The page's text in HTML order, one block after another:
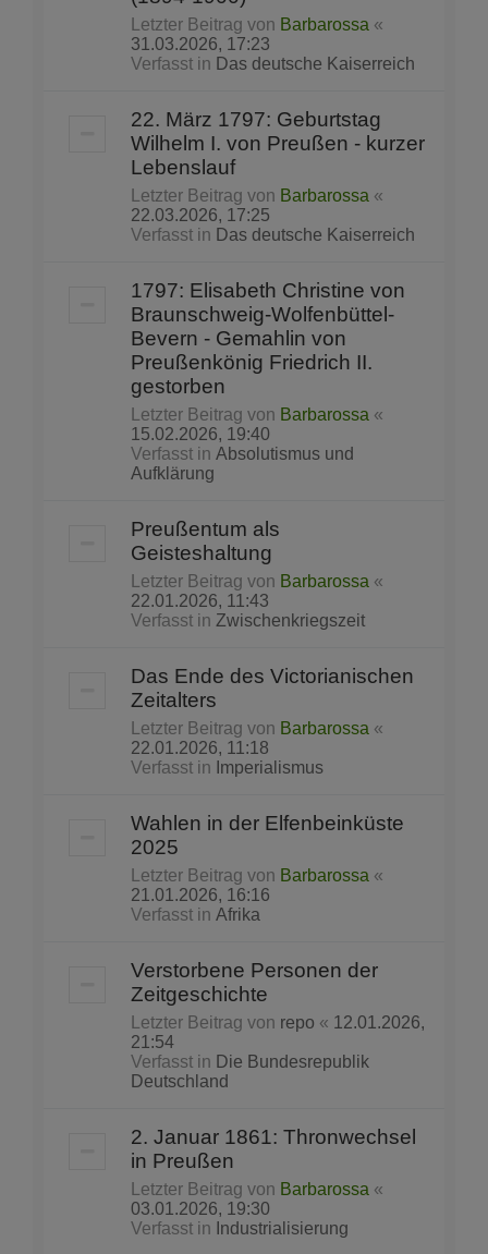
Letzter Beitrag von Barbarossa «
31.03.2026, 17:23
Verfasst in Das deutsche Kaiserreich
22. März 1797: Geburtstag
Wilhelm I. von Preußen - kurzer
Lebenslauf
Letzter Beitrag von Barbarossa «
22.03.2026, 17:25
Verfasst in Das deutsche Kaiserreich
1797: Elisabeth Christine von
Braunschweig-Wolfenbüttel-
Bevern - Gemahlin von
Preußenkönig Friedrich II.
gestorben
Letzter Beitrag von Barbarossa «
15.02.2026, 19:40
Verfasst in Absolutismus und
Aufklärung
Preußentum als
Geisteshaltung
Letzter Beitrag von Barbarossa «
22.01.2026, 11:43
Verfasst in Zwischenkriegszeit
Das Ende des Victorianischen
Zeitalters
Letzter Beitrag von Barbarossa «
22.01.2026, 11:18
Verfasst in Imperialismus
Wahlen in der Elfenbeinküste
2025
Letzter Beitrag von Barbarossa «
21.01.2026, 16:16
Verfasst in Afrika
Verstorbene Personen der
Zeitgeschichte
Letzter Beitrag von repo « 12.01.2026,
21:54
Verfasst in Die Bundesrepublik
Deutschland
2. Januar 1861: Thronwechsel
in Preußen
Letzter Beitrag von Barbarossa «
03.01.2026, 19:30
Verfasst in Industrialisierung